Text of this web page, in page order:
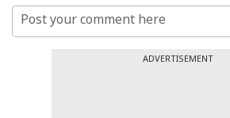
ADVERTISEMENT